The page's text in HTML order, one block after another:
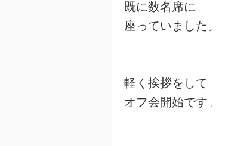
既に数名席に
座っていました。
軽く挨拶をして
オフ会開始です。